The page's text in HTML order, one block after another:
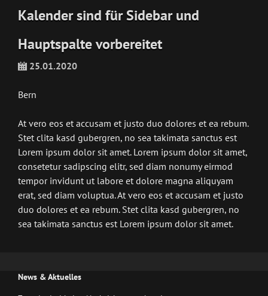
Kalender sind für Sidebar und
Hauptspalte vorbereitet
25.01.2020
Bern
At vero eos et accusam et justo duo dolores et ea rebum.
Stet clita kasd gubergren, no sea takimata sanctus est
Lorem ipsum dolor sit amet. Lorem ipsum dolor sit amet,
consetetur sadipscing elitr, sed diam nonumy eirmod
tempor invidunt ut labore et dolore magna aliquyam
erat, sed diam voluptua. At vero eos et accusam et justo
duo dolores et ea rebum. Stet clita kasd gubergren, no
sea takimata sanctus est Lorem ipsum dolor sit amet.
News & Aktuelles